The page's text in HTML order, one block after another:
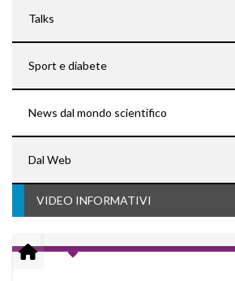
Talks
Sport e diabete
News dal mondo scientifico
Dal Web
VIDEO INFORMATIVI